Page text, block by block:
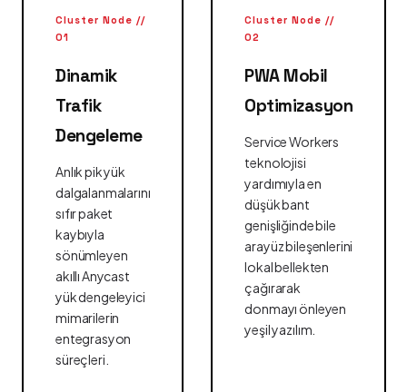
Cluster Node //
01
Dinamik
Trafik
Dengeleme
Anlık pik yük
dalgalanmalarını
sıfır paket
kaybıyla
sönümleyen
akıllı Anycast
yük dengeleyici
mimarilerin
entegrasyon
süreçleri.
Cluster Node //
02
PWA Mobil
Optimizasyon
Service Workers
teknolojisi
yardımıyla en
düşük bant
genişliğinde bile
arayüz bileşenlerini
lokal bellekten
çağırarak
donmayı önleyen
yeşil yazılım.